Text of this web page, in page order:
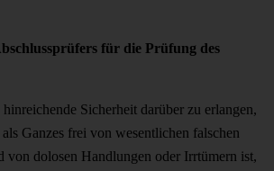
für die Prüfung des
Sicherheit darüber zu erlangen,
als Ganzes frei von wesentlichen falschen
von dolosen Handlungen oder Irrtümern ist,